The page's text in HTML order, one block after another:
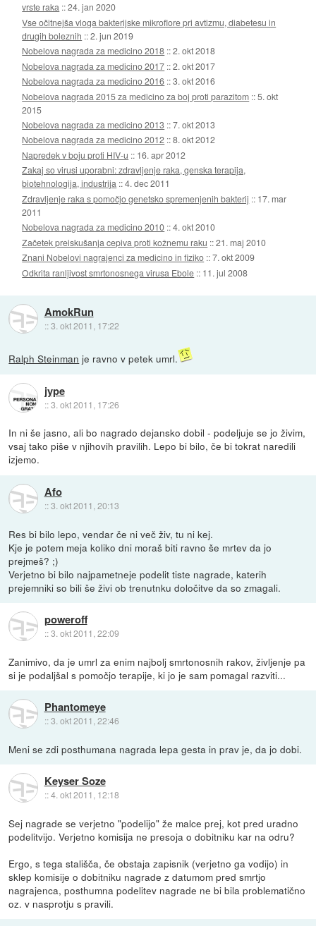
vrste raka ::24. jan 2020
Vse očitnejša vloga bakterijske mikroflore pri avtizmu, diabetesu in
drugih boleznih ::2. jun 2019
Nobelova nagrada za medicino 2018 ::2. okt 2018
Nobelova nagrada za medicino 2017 ::2. okt 2017
Nobelova nagrada za medicino 2016 ::3. okt 2016
Nobelova nagrada 2015 za medicino za boj proti parazitom ::5. okt
2015
Nobelova nagrada za medicino 2013 ::7. okt 2013
Nobelova nagrada za medicino 2012 ::8. okt 2012
Napredek v boju proti HIV-u :: 16. apr 2012
Zakaj so virusi uporabni: zdravljenje raka, genska terapija,
biotehnologija, industrija ::4. dec 2011
Zdravljenje raka s pomočjo genetsko spremenjenih bakterij :: 17. mar
2011
Nobelova nagrada za medicino 2010 ::4. okt 2010
Začetek preiskušanja cepiva proti kožnemu raku ::21. maj 2010
Znani Nobelovi nagrajenci za medicino in fiziko ::7. okt 2009
Odkrita ranljivost smrtonosnega virusa Ebole :: 11. jul 2008
AmokRun
::3. okt 2011, 17:22
Ralph Steinman je ravno v petek umrl.
jype
::3. okt 2011, 17:26
In ni še jasno, ali bo nagrado dejansko dobil - podeljuje se jo živim,
vsaj tako piše v njihovih pravilih. Lepo bi bilo, če bi tokrat naredili
izjemo.
Afo
::3. okt 2011, 20:13
Res bi bilo lepo, vendar če ni več živ, tu ni kej.
Kje je potem meja koliko dni moraš biti ravno še mrtev da jo
prejmeš? ;)
Verjetno bi bilo najpametneje podelit tiste nagrade, katerih
prejemniki so bili še živi ob trenutnku določitve da so zmagali.
poweroff
::3. okt 2011, 22:09
Zanimivo, da je umrl za enim najbolj smrtonosnih rakov, življenje pa
si je podaljšal s pomočjo terapije, ki jo je sam pomagal razviti...
Phantomeye
::3. okt 2011, 22:46
Meni se zdi posthumana nagrada lepa gesta in prav je, da jo dobi.
Keyser Soze
::4. okt 2011, 12:18
Sej nagrade se verjetno "podelijo" že malce prej, kot pred uradno
podelitvijo. Verjetno komisija ne presoja o dobitniku kar na odru?
Ergo, s tega stališča, če obstaja zapisnik (verjetno ga vodijo) in
sklep komisije o dobitniku nagrade z datumom pred smrtjo
nagrajenca, posthumna podelitev nagrade ne bi bila problematično
oz. v nasprotju s pravili.